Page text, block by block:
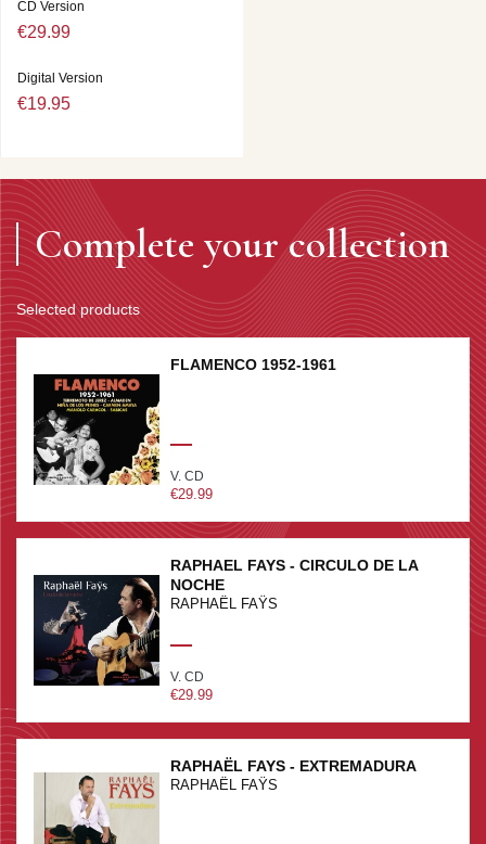
CD Version
€29.99
Digital Version
€19.95
Complete your collection
Selected products
FLAMENCO 1952-1961
V. CD
€29.99
RAPHAEL FAYS - CIRCULO DE LA
NOCHE
RAPHAËL FAŸS
V. CD
€29.99
RAPHAËL FAYS - EXTREMADURA
RAPHAËL FAŸS